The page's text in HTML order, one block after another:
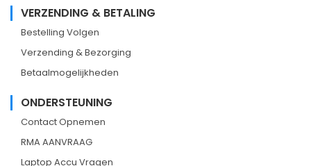
VERZENDING & BETALING
Bestelling Volgen
Verzending & Bezorging
Betaalmogelijkheden
ONDERSTEUNING
Contact Opnemen
RMA AANVRAAG
Laptop Accu Vragen